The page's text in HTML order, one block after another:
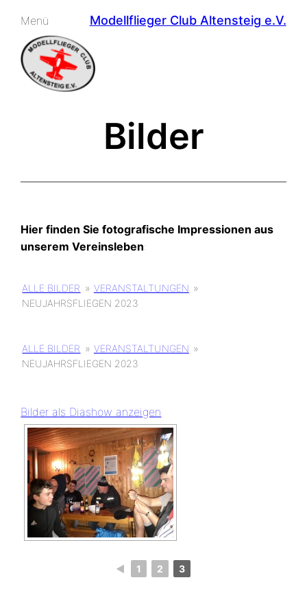
Zum
springen
Menü Modellflieger Club Altensteig e.V.
Bilder
Hier finden Sie fotografische Impressionen aus
unserem Vereinsleben:
ALLE BILDER » VERANSTALTUNGEN »
NEUJAHRSFLIEGEN 2023
ALLE BILDER » VERANSTALTUNGEN »
NEUJAHRSFLIEGEN 2023
Bilder als Diashow anzeigen
◄ 1 2 3